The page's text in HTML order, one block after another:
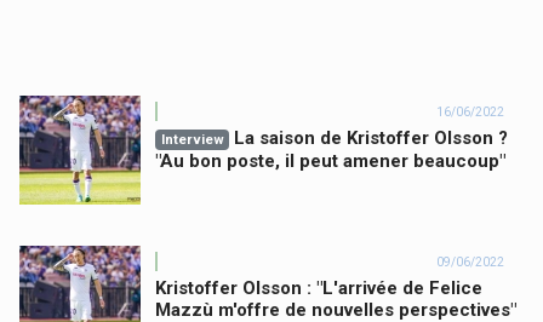
16/06/2022
Interview
La saison de Kristoffer Olsson ?
"Au bon poste, il peut amener beaucoup"
09/06/2022
Kristoffer Olsson : "L'arrivée de Felice
Mazzù m'offre de nouvelles perspectives"